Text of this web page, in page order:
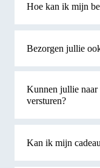
Hoe kan ik mijn
Bezorgen jullie
Kunnen jullie naar
versturen?
Kan ik mijn